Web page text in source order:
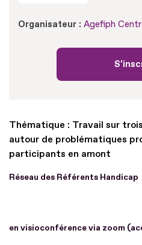
Organisateur : Agefiph
Thématique : Travail sur
autour de problématiques
participants en amont
Réseau des Référents Handicap
en visioconférence via zoom